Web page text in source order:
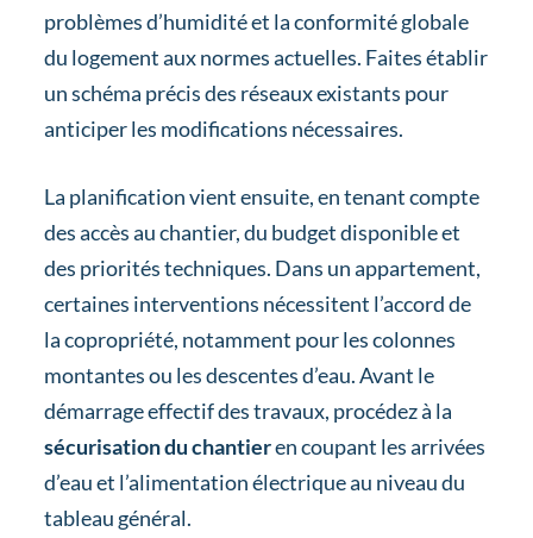
problèmes d’humidité et la conformité globale
du logement aux normes actuelles. Faites établir
un schéma précis des réseaux existants pour
anticiper les modifications nécessaires.
La planification vient ensuite, en tenant compte
des accès au chantier, du budget disponible et
des priorités techniques. Dans un appartement,
certaines interventions nécessitent l’accord de
la copropriété, notamment pour les colonnes
montantes ou les descentes d’eau. Avant le
démarrage effectif des travaux, procédez à la
sécurisation du chantieren coupant les arrivées
d’eau et l’alimentation électrique au niveau du
tableau général.